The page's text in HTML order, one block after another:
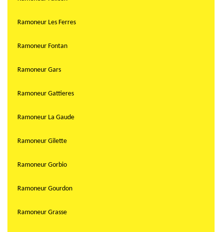
Ramoneur Les Ferres
Ramoneur Fontan
Ramoneur Gars
Ramoneur Gattieres
Ramoneur La Gaude
Ramoneur Gilette
Ramoneur Gorbio
Ramoneur Gourdon
Ramoneur Grasse